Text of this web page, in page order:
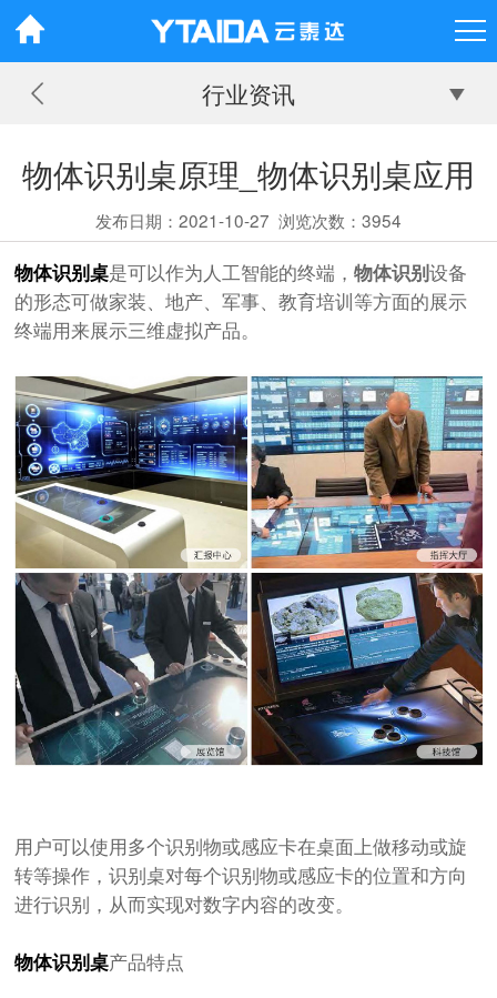
行业资讯
物体识别桌原理_物体识别桌应用
发布日期：2021-10-27 浏览次数：3954
物体识别桌是可以作为人工智能的终端，物体识别设备
的形态可做家装、地产、军事、教育培训等方面的展示
终端用来展示三维虚拟产品。
用户可以使用多个识别物或感应卡在桌面上做移动或旋
转等操作，识别桌对每个识别物或感应卡的位置和方向
进行识别，从而实现对数字内容的改变。
物体识别桌产品特点